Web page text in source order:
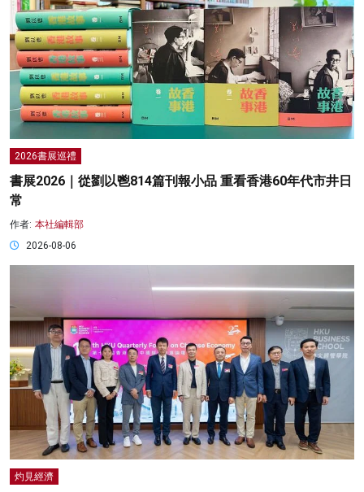
2026書展巡禮
書展2026｜從劉以鬯814篇刊報小品 重看香港60年代市井日
常
作者: 本社編輯部
2026-08-06
灼見經濟